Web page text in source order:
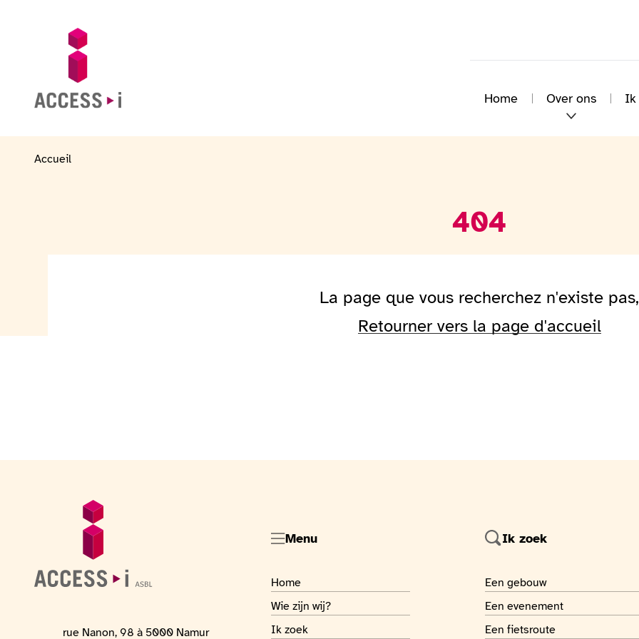
Home Over ons Ik
Accueil
404
La page que vous recherchez n'existe pas,
Retourner vers la page d'accueil
Algemene informatie
Adres van de locatie
rue Nanon, 98 à 5000 Namur
Menu
Visiter la page
Home
Visiter la page
Wie zijn wij?
Visiter la page
Ik zoek
Ik zoek
Je recherche
Een gebouw
Je recherche
Een evenement
Je recherche
Een fietsroute